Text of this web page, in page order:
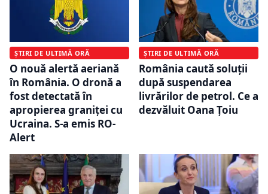
ȘTIRI DE ULTIMĂ ORĂ
O nouă alertă aeriană
în România. O dronă a
fost detectată în
apropierea graniței cu
Ucraina. S-a emis RO-
Alert
ȘTIRI DE ULTIMĂ ORĂ
România caută soluții
după suspendarea
livrărilor de petrol. Ce a
dezvăluit Oana Țoiu